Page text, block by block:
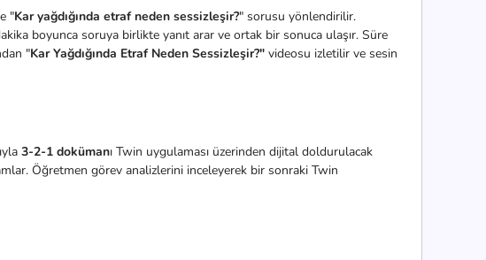
"Kar yağdığında etraf neden sessizleşir?" sorusu yönlendirilir.
boyunca soruya birlikte yanıt arar ve ortak bir sonuca ulaşır. Süre
"Kar Yağdığında Etraf Neden Sessizleşir?" videosu izletilir ve sesin
3-2-1 dokümanı Twin uygulaması üzerinden dijital doldurulacak
Öğretmen görev analizlerini inceleyerek bir sonraki Twin